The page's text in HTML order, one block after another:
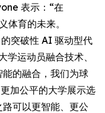
表示：“在
体育的未来。
突破性 AI 驱动型代
运动员融合技术、
的融合，我们为球
加公平的大学展示选
可以更智能、更公